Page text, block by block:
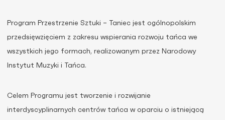
Program Przestrzenie Sztuki – Taniec jest ogólnopolskim
przedsięwzięciem z zakresu wspierania rozwoju tańca we
wszystkich jego formach, realizowanym przez Narodowy
Instytut Muzyki i Tańca.
Celem Programu jest tworzenie i rozwijanie
interdyscyplinarnych centrów tańca w oparciu o istniejącą